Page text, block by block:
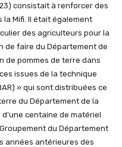
consistait à renforcer des
Mifi. Il était également
des agriculteurs pour la
de faire du Département de
de pommes de terre dans
issues de la technique
» qui sont distribuées ce
du Département de la
centaine de matériel
du Département
années antérieures des